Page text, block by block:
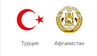
Турция Афганистан